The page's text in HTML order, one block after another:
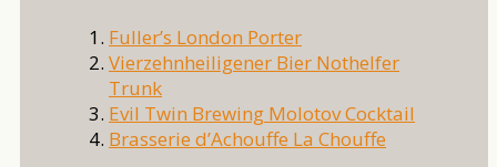
Fuller’s London Porter
Vierzehnheiligener Bier Nothelfer
Trunk
Evil Twin Brewing Molotov Cocktail
Brasserie d’Achouffe La Chouffe